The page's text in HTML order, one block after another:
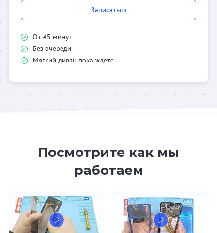
Записаться
От 45 минут
Без очереди
Мягкий диван пока ждете
Посмотрите как мы
работаем